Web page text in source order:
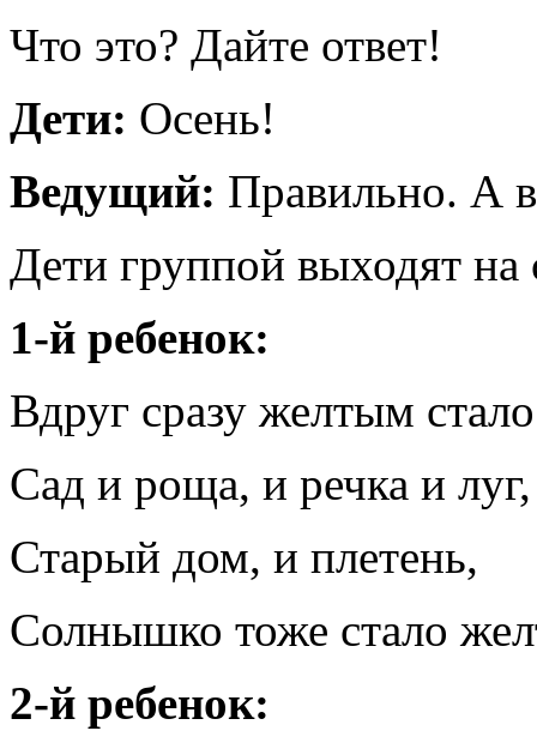
Что это? Дайте ответ!
Дети: Осень!
Ведущий: Правильно. А
Дети группой выходят на
1-й ребенок:
Вдруг сразу желтым
Сад и роща, и речка и луг,
Старый дом, и плетень,
Солнышко тоже стало
2-й ребенок: